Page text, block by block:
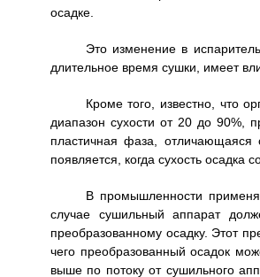
осадке.
Это изменение в
длительное время сушки, имеет
Кроме того, известно, что
диапазон сухости от 20 до 90%,
пластичная фаза,
появляется, когда сухость осадка
В промышленности
случае сушильный аппарат
преобразованному осадку. Этот
чего преобразованный осадок
выше по потоку от сушильного